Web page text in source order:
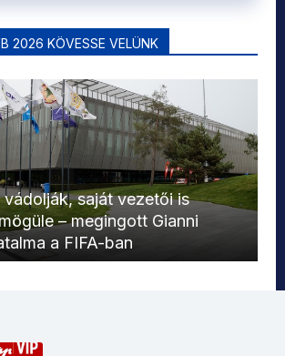
2026 KÖVESSE VELÜNK
vádolják, saját vezetői is
– megingott Gianni
a FIFA-ban